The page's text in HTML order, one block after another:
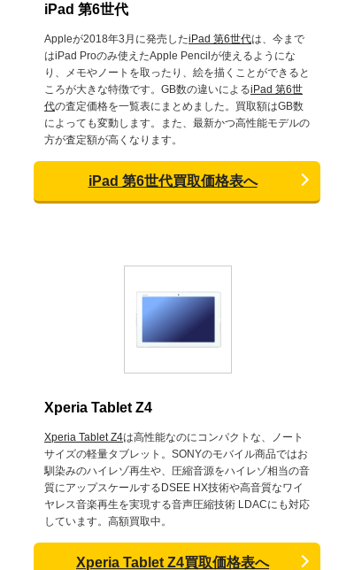
iPad 第6世代
Appleが2018年3月に発売したiPad 第6世代は、今まで
はiPad Proのみ使えたApple Pencilが使えるようにな
り、メモやノートを取ったり、絵を描くことができると
ころが大きな特徴です。GB数の違いによるiPad 第6世
代の査定価格を一覧表にまとめました。買取額はGB数
によっても変動します。また、最新かつ高性能モデルの
方が査定額が高くなります。
iPad 第6世代買取価格表へ
Xperia Tablet Z4
Xperia Tablet Z4は高性能なのにコンパクトな、ノート
サイズの軽量タブレット。SONYのモバイル商品ではお
馴染みのハイレゾ再生や、圧縮音源をハイレゾ相当の音
質にアップスケールするDSEE HX技術や高音質なワイ
ヤレス音楽再生を実現する音声圧縮技術 LDACにも対応
しています。高額買取中。
Xperia Tablet Z4買取価格表へ